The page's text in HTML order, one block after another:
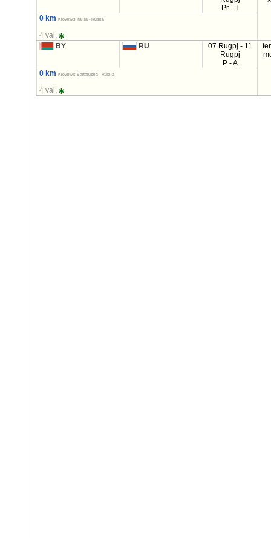
Pr - T
0 km Krovinys Italija - Rusija
4 val.
BY
RU
07 Rugpj - 11
Rugpj
P - A
0 km Krovinys Baltarusija - Rusija
4 val.